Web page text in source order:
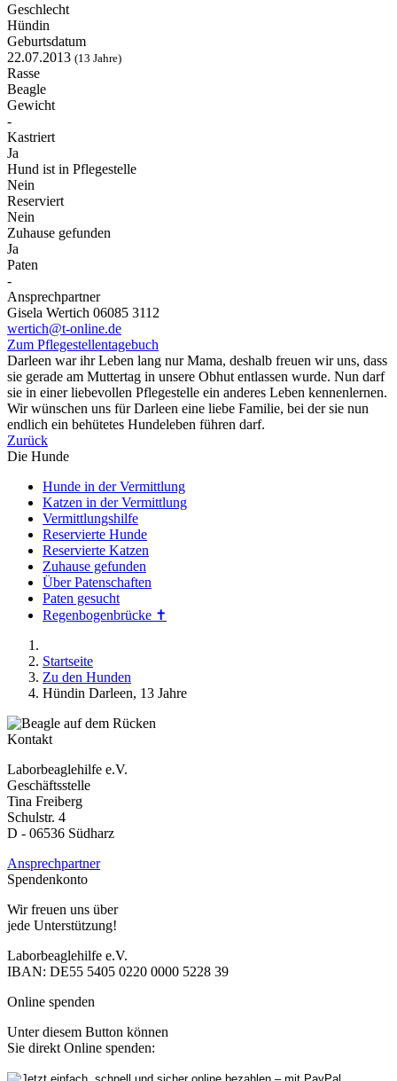
Geschlecht
Hündin
Geburtsdatum
22.07.2013 (13 Jahre)
Rasse
Beagle
Gewicht
-
Kastriert
Ja
Hund ist in Pflegestelle
Nein
Reserviert
Nein
Zuhause gefunden
Ja
Paten
-
Ansprechpartner
Gisela Wertich 06085 3112
wertich@t-online.de
Zum Pflegestellentagebuch
Darleen war ihr Leben lang nur Mama, deshalb freuen wir uns, dass
sie gerade am Muttertag in unsere Obhut entlassen wurde. Nun darf
sie in einer liebevollen Pflegestelle ein anderes Leben kennenlernen.
Wir wünschen uns für Darleen eine liebe Familie, bei der sie nun
endlich ein behütetes Hundeleben führen darf.
Zurück
Die Hunde
Hunde in der Vermittlung
Katzen in der Vermittlung
Vermittlungshilfe
Reservierte Hunde
Reservierte Katzen
Zuhause gefunden
Über Patenschaften
Paten gesucht
Regenbogenbrücke ✝
Startseite
Zu den Hunden
Hündin Darleen, 13 Jahre
Kontakt
Laborbeaglehilfe e.V.
Geschäftsstelle
Tina Freiberg
Schulstr. 4
D - 06536 Südharz
Ansprechpartner
Spendenkonto
Wir freuen uns über
jede Unterstützung!
Laborbeaglehilfe e.V.
IBAN: DE55 5405 0220 0000 5228 39
Online spenden
Unter diesem Button können
Sie direkt Online spenden: